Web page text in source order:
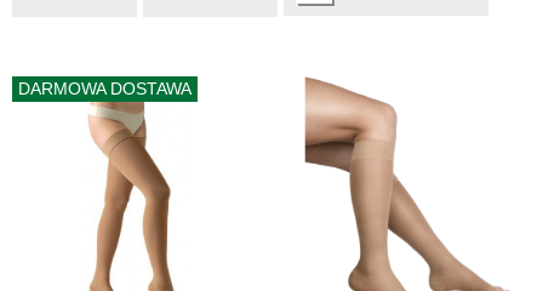
DARMOWA DOSTAWA